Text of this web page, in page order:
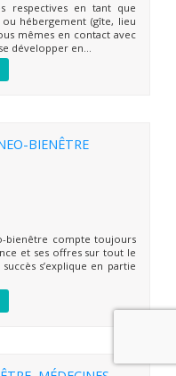
respectives en tant que
hébergement (gîte, lieu
mêmes en contact avec
développer en...
BIENÊTRE
bienêtre compte toujours
et ses offres sur tout le
s’explique en partie